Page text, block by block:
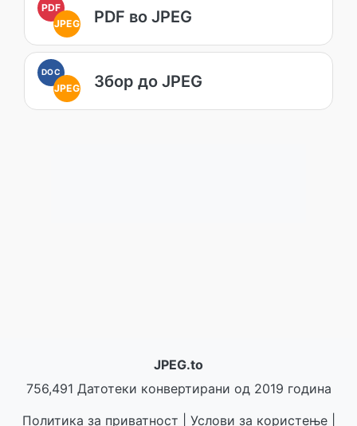
PDF
JPEG
PDF во JPEG
DOC
JPEG Збор до JPEG
JPEG.to
756,491 Датотеки конвертирани од 2019 година
Политика за приватност
Услови за користење|